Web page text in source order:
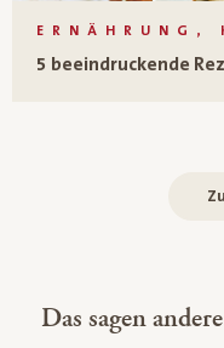
ERNÄHRUNG,
5 beeindruckende
Das sagen